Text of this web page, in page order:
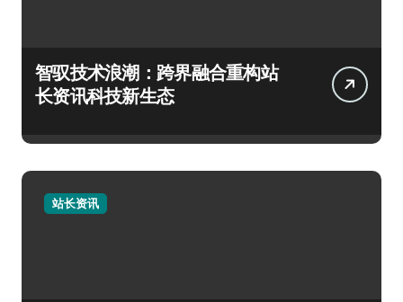
智驭技术浪潮：跨界融合重构站
长资讯科技新生态
站长资讯